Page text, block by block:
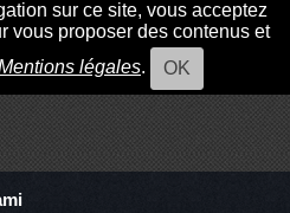
sur ce site, vous acceptez
vous proposer des contenus et
légales. OK